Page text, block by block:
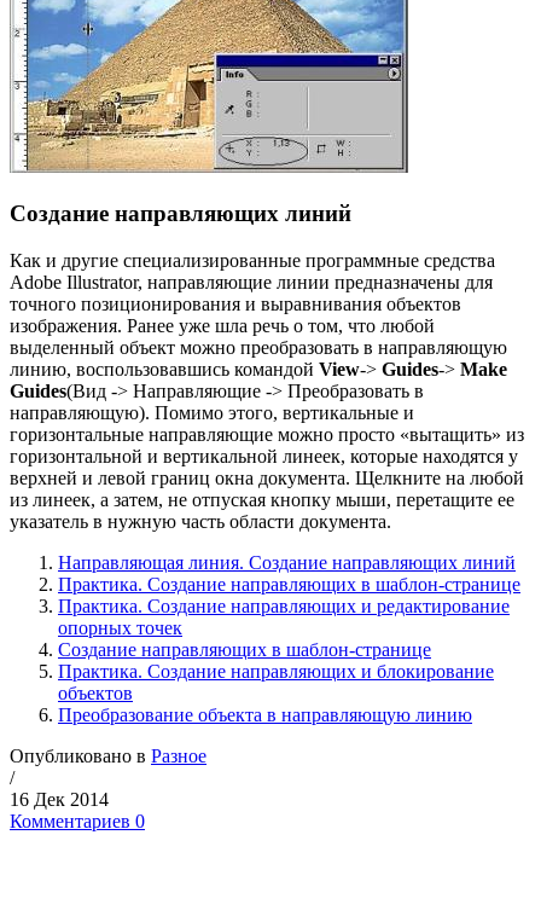
Создание направляющих линий
Как и другие специализированные программные средства
Adobe Illustrator, направляющие линии предназначены для
точного позиционирования и выравнивания объектов
изображения. Ранее уже шла речь о том, что любой
выделенный объект можно преобразовать в направляющую
линию, воспользовавшись командой View-> Guides-> Make
Guides(Вид -> Направляющие -> Преобразовать в
направляющую). Помимо этого, вертикальные и
горизонтальные направляющие можно просто «вытащить» из
горизонтальной и вертикальной линеек, которые находятся у
верхней и левой границ окна документа. Щелкните на любой
из линеек, а затем, не отпуская кнопку мыши, перетащите ее
указатель в нужную часть области документа.
Направляющая линия. Создание направляющих линий
Практика. Создание направляющих в шаблон-странице
Практика. Создание направляющих и редактирование
опорных точек
Создание направляющих в шаблон-странице
Практика. Создание направляющих и блокирование
объектов
Преобразование объекта в направляющую линию
Опубликовано в Разное
/
16 Дек 2014
Комментариев 0